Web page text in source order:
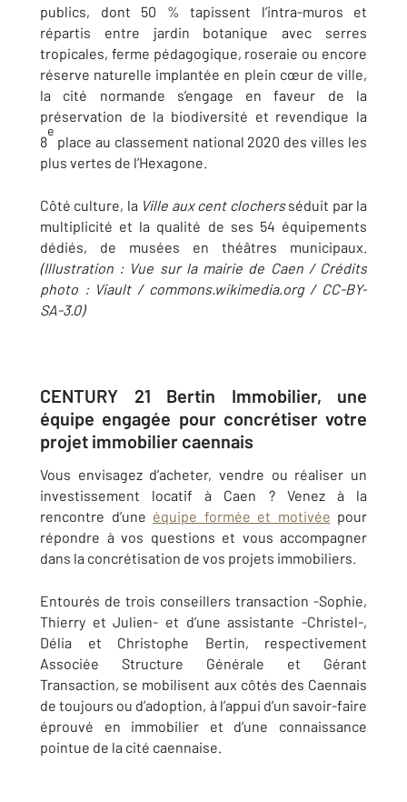
publics, dont 50 % tapissent l’intra-muros et
répartis entre jardin botanique avec serres
tropicales, ferme pédagogique, roseraie ou encore
réserve naturelle implantée en plein cœur de ville,
la cité normande s’engage en faveur de la
préservation de la biodiversité et revendique la
8
e
place au classement national 2020 des villes les
plus vertes de l’Hexagone.
Côté culture, la Ville aux cent clochersséduit par la
multiplicité et la qualité de ses 54 équipements
dédiés, de musées en théâtres municipaux.
(Illustration : Vue sur la mairie de Caen / Crédits
photo : Viault / commons.wikimedia.org / CC-BY-
SA-3.0)
CENTURY 21 Bertin Immobilier, une
équipe engagée pour concrétiser votre
projet immobilier caennais
Vous envisagez d’acheter, vendre ou réaliser un
investissement locatif à Caen ? Venez à la
rencontre d’une équipe formée et motivée pour
répondre à vos questions et vous accompagner
dans la concrétisation de vos projets immobiliers.
Entourés de trois conseillers transaction -Sophie,
Thierry et Julien- et d’une assistante -Christel-,
Délia et Christophe Bertin, respectivement
Associée Structure Générale et Gérant
Transaction, se mobilisent aux côtés des Caennais
de toujours ou d’adoption, à l’appui d’un savoir-faire
éprouvé en immobilier et d’une connaissance
pointue de la cité caennaise.